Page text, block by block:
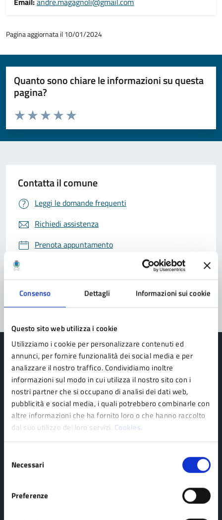
Consenso Dettagli Informazioni sui cookie
Questo sito web utilizza i cookie
Utilizziamo i cookie per personalizzare contenuti ed
annunci, per fornire funzionalità dei social media e per
analizzare il nostro traffico. Condividiamo inoltre
informazioni sul modo in cui utilizza il nostro sito con i
nostri partner che si occupano di analisi dei dati web,
pubblicità e social media, i quali potrebbero combinarle con
altre informazioni che ha fornito loro o che hanno raccolto
dal suo utilizzo dei loro servizi. Cookies.
delNecessari
Preferenze
Pagina aggiornata il 10/01/2024
Quanto sono chiare le informazioni su questa
pagina?
Valuta da 1 a 5 stelle la pagina
Valuta 5 stelle su 5
Valuta 4 stelle su 5
Valuta 3 stelle su 5
Valuta 2 stelle su 5
Valuta 1 stelle su 5
Contatta il comune
Leggi le domande frequenti
Richiedi assistenza
Prenota appuntamento
Problemi in città
Segnala disservizio
Comune di Pavullo nel Frignano
AMMINISTRAZIONE
Politici
Uffici